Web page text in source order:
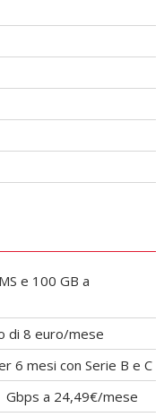
e 100 GB a
di 8 euro/mese
6 mesi con Serie B e C
Gbps a 24,49€/mese